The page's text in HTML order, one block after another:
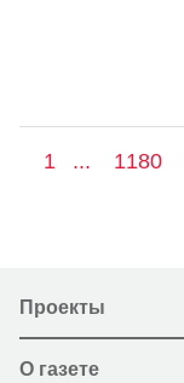
1 ... 1180
Проекты
О газете